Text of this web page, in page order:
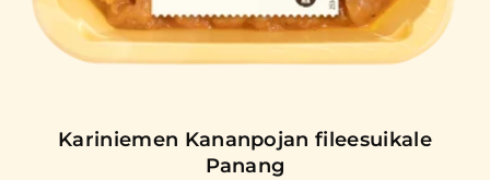
Kariniemen Kananpojan fileesuikale
Panang